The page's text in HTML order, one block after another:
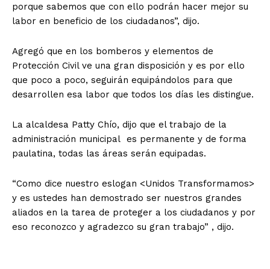
porque sabemos que con ello podrán hacer mejor su
labor en beneficio de los ciudadanos”, dijo.
Agregó que en los bomberos y elementos de
Protección Civil ve una gran disposición y es por ello
que poco a poco, seguirán equipándolos para que
desarrollen esa labor que todos los días les distingue.
La alcaldesa Patty Chío, dijo que el trabajo de la
administración municipal es permanente y de forma
paulatina, todas las áreas serán equipadas.
“Como dice nuestro eslogan <Unidos Transformamos>
y es ustedes han demostrado ser nuestros grandes
aliados en la tarea de proteger a los ciudadanos y por
eso reconozco y agradezco su gran trabajo” , dijo.